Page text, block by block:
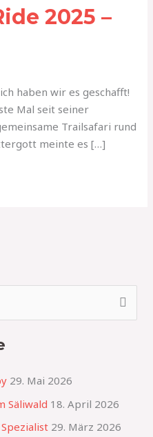
2025 –
haben wir es geschafft!
Mal seit seiner
Trailsafari rund
meinte es […]
29. Mai 2026
Säliwald 18. April 2026
29. März 2026